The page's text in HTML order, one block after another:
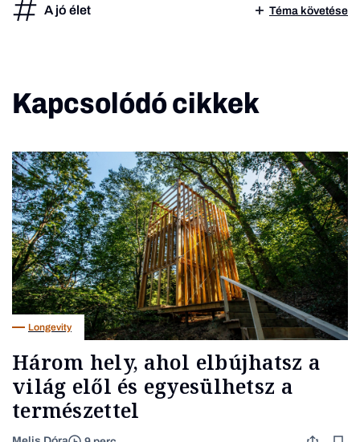
A jó élet Téma követése
Kapcsolódó cikkek
Longevity
Három hely, ahol elbújhatsz a
világ elől és egyesülhetsz a
természettel